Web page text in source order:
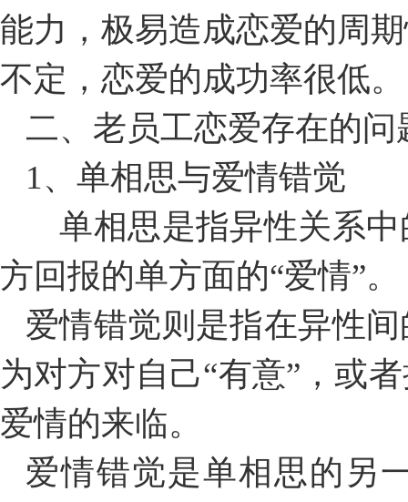
能力，极易造成恋爱的周
不定，恋爱的成功率很低。
二、老员工恋爱存在的问
1、单相思与爱情错觉
单相思是指异性关系中
方回报的单方面的“爱情”。
爱情错觉则是指在异性
为对方对自己“有意”，或
爱情的来临。
爱情错觉是单相思的另